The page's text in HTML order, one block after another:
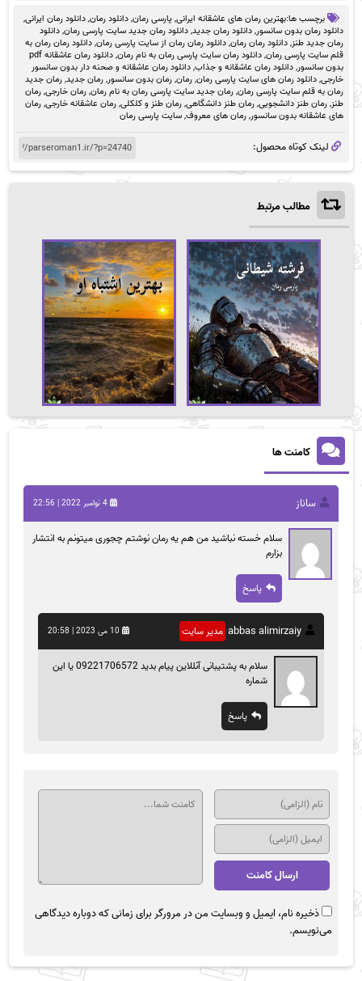
برچسب ها:بهترین رمان های عاشقانه ایرانی, پارسی رمان,دانلود رمان,دانلود رمان ایرانی,
دانلود رمان بدون سانسور,دانلود رمان جدید,دانلود رمان جدید سایت پارسی رمان,دانلود
رمان جدید طنز,دانلود رمان رمان,دانلود رمان رمان از سایت پارسی رمان,دانلود رمان رمان به
قلم سایت پارسی رمان,دانلود رمان سایت پارسی رمان به نام رمان,
دانلود رمان عاشقانه pdf
بدون سانسور,دانلود رمان عاشقانه و جذاب,دانلود رمان عاشقانه و صحنه دار بدون سانسور
خارجی,دانلود رمان های سایت پارسی رمان,رمان,رمان بدون سانسور,رمان جدید,رمان جدید
رمان به قلم سایت پارسی رمان,رمان جدید سایت پارسی رمان به نام رمان,رمان خارجی,رمان
طنز,رمان طنز دانشجویی,رمان طنز دانشگاهی,رمان طنز و کلکلی,رمان عاشقانه خارجی,رمان
های عاشقانه بدون سانسور,رمان های معروف,سایت پارسی رمان
لینک کوتاه محصول:
مطالب مرتبط
کامنت ها
ساناز 4 نوامبر 2022 | 22:56
سلام خسته نباشید من هم یه رمان نوشتم چجوری میتونم به انتشار
بزارم
پاسخ
abbas alimirzaiy مدیر سایت 10 می 2023 | 20:58
سلام به پشتیبانی آنللاین پیام بدید 09221706572 یا این
شماره
پاسخ
ذخیره نام، ایمیل و وبسایت من در مرورگر برای زمانی که دوباره دیدگاهی
می‌نویسم.